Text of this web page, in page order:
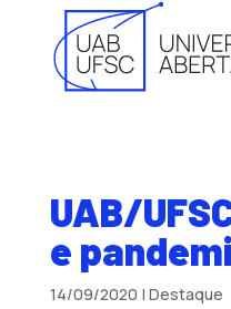
UAB/
e
14/09/2020 | Destaque